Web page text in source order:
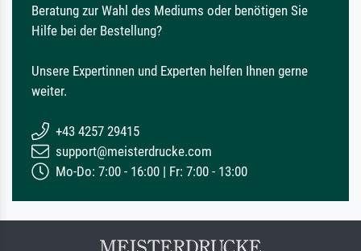
Beratung zur Wahl des Mediums oder benötigen Sie
Hilfe bei der Bestellung?
Unsere Expertinnen und Experten helfen Ihnen gerne
weiter.
+43 4257 29415
support@meisterdrucke.com
Mo-Do: 7:00 - 16:00 | Fr: 7:00 - 13:00